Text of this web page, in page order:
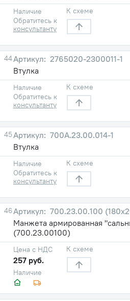
Наличие
Обратитесь к
консультанту
К схеме
44
2765020-2300011-1
Втулка
Наличие
Обратитесь к
консультанту
К схеме
45
700А.23.00.014-1
Втулка
Наличие
Обратитесь к
консультанту
К схеме
46
700.23.00.100
Манжета армированная
(700.23.00100)
Наличие
Цена с НДС
257 руб.
К схеме